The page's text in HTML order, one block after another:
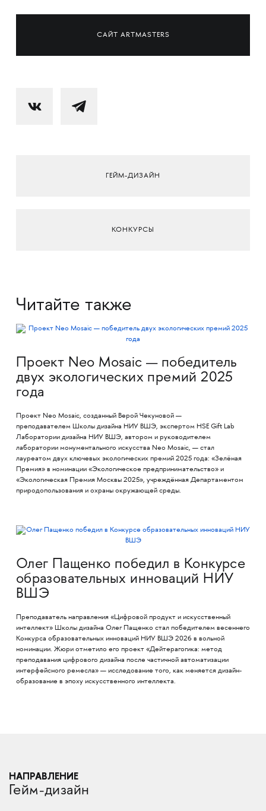
САЙТ ARTMASTERS
ГЕЙМ-ДИЗАЙН
КОНКУРСЫ
Читайте также
Проект Neo Mosaic — победитель
двух экологических премий 2025
года
Проект Neo Mosaic, созданный Верой Чекуновой —
преподавателем Школы дизайна НИУ ВШЭ, экспертом HSE Gift Lab
Лаборатории дизайна НИУ ВШЭ, автором и руководителем
лаборатории монументального искусства Neo Mosaic, — стал
лауреатом двух ключевых экологических премий 2025 года: «Зелёная
Премия» в номинации «Экологическое предпринимательство» и
«Экологическая Премия Москвы 2025», учреждённая Департаментом
природопользования и охраны окружающей среды.
Олег Пащенко победил в Конкурсе
образовательных инноваций НИУ
ВШЭ
Преподаватель направления «Цифровой продукт и искусственный
интеллект» Школы дизайна Олег Пащенко стал победителем весеннего
Конкурса образовательных инноваций НИУ ВШЭ 2026 в вольной
номинации. Жюри отметило его проект «Дейтерагогика: метод
преподавания цифрового дизайна после частичной автоматизации
интерфейсного ремесла» — исследование того, как меняется дизайн-
образование в эпоху искусственного интеллекта.
НАПРАВЛЕНИЕ
Гейм-дизайн